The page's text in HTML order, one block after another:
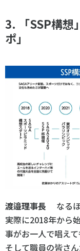
3. 「SSP構想
ポ」
渡邉理事長 なるほ
実際に2018年から
事がお一人で唱えて
そして職員の皆さ